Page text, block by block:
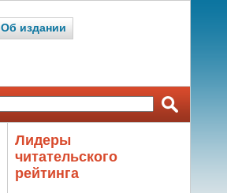
Об издании
Лидеры
читательского
рейтинга